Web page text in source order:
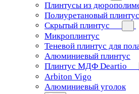
Плинтусы из
Полиуретановый плинтус
Скрытый плинтус
Микроплинтус
Теневой плинтус для
Алюминиевый плинтус
Плинтус МДФ Deartio
Arbiton Vigo
Алюминиевый уголок